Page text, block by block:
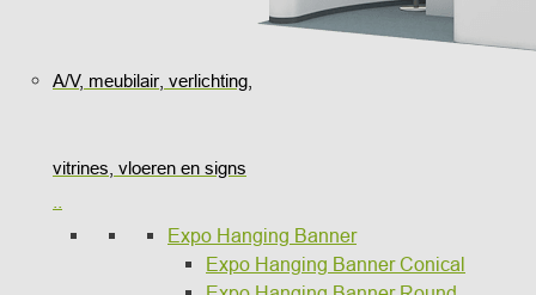
A/V, meubilair, verlichting,
vitrines, vloeren en signs
Expo Hanging Banner
Expo Hanging Banner Conical